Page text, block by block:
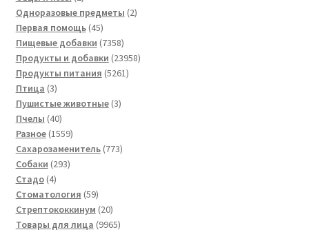
товара
Одноразовые предметы 22
Первая помощь 4545
товаров
Пищевые добавки 73587358
товаров
Продукты и добавки 2395823958
Продукты питания 52615261
Птица 33
товара
Пушистые животные 33
Пчелы 4040
товаров
Разное 15591559
товаров
Сахарозаменитель 773773
Собаки 293293
Стадо 44
товара
Стоматология 5959
товаров
Стрептококкинум 2020
товаров
Товары для лица 99659965